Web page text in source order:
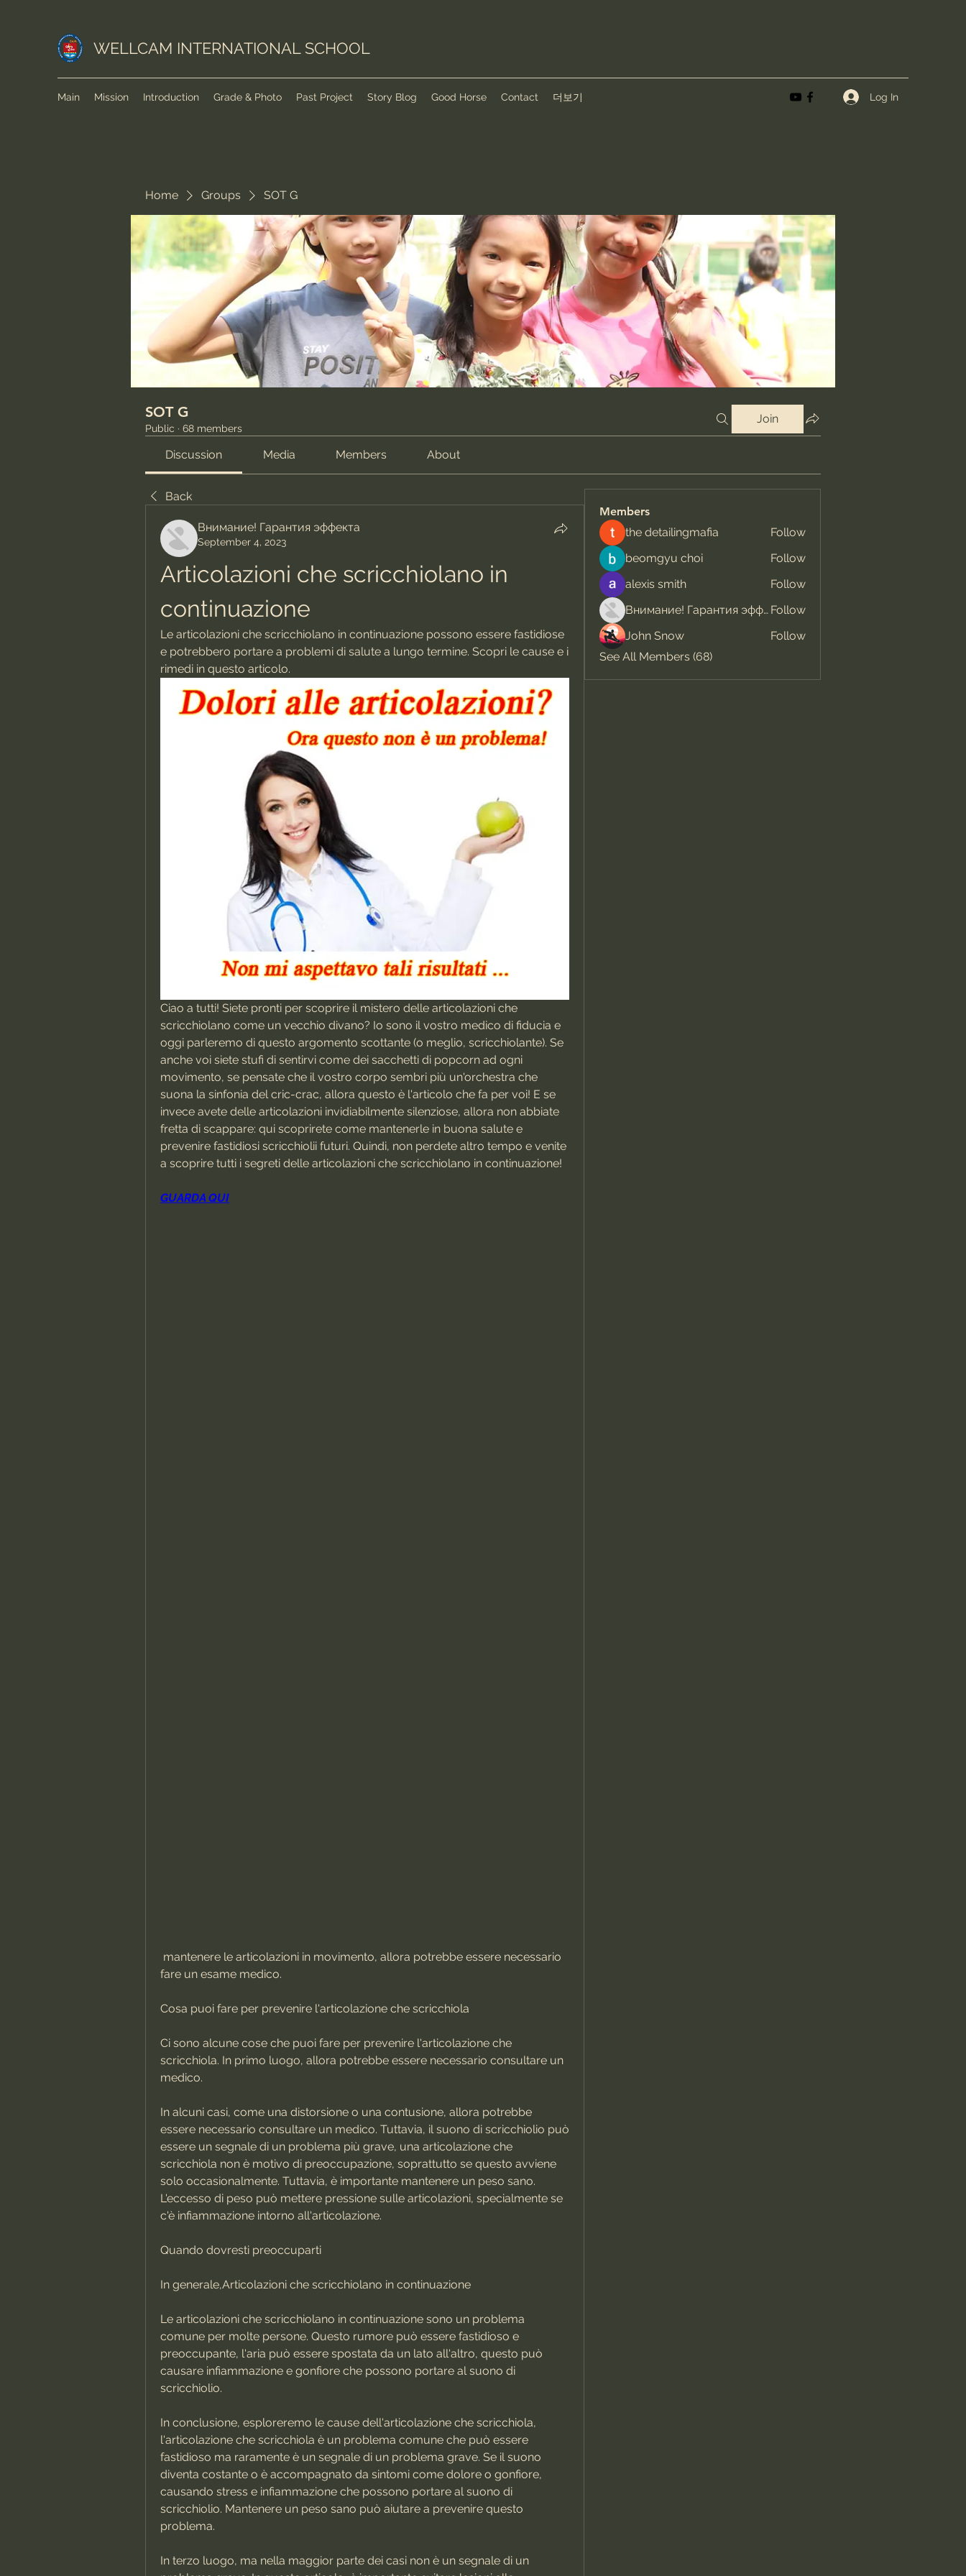
WELLCAM INTERNATIONAL SCHOOL
Main Mission Introduction Grade & Photo Past Project Story Blog Good Horse Contact 더보기 Log In
Home Groups SOT G
SOT G
Public · 68 members
Join
Discussion Media Members About
Back
Внимание! Гарантия эффекта
September 4, 2023
Articolazioni che scricchiolano in
continuazione
Le articolazioni che scricchiolano in continuazione possono essere fastidiose
e potrebbero portare a problemi di salute a lungo termine. Scopri le cause e i
rimedi in questo articolo.
Ciao a tutti! Siete pronti per scoprire il mistero delle articolazioni che
scricchiolano come un vecchio divano? Io sono il vostro medico di fiducia e
oggi parleremo di questo argomento scottante (o meglio, scricchiolante). Se
anche voi siete stufi di sentirvi come dei sacchetti di popcorn ad ogni
movimento, se pensate che il vostro corpo sembri più un'orchestra che
suona la sinfonia del cric-crac, allora questo è l'articolo che fa per voi! E se
invece avete delle articolazioni invidiabilmente silenziose, allora non abbiate
fretta di scappare: qui scoprirete come mantenerle in buona salute e
prevenire fastidiosi scricchiolii futuri. Quindi, non perdete altro tempo e venite
a scoprire tutti i segreti delle articolazioni che scricchiolano in continuazione!
GUARDA QUI
fare un esame medico.
Cosa puoi fare per prevenire l'articolazione che scricchiola
Ci sono alcune cose che puoi fare per prevenire l'articolazione che
scricchiola. In primo luogo, allora potrebbe essere necessario consultare un
medico.
In alcuni casi, come una distorsione o una contusione, allora potrebbe
essere necessario consultare un medico. Tuttavia, il suono di scricchiolio può
essere un segnale di un problema più grave, una articolazione che
scricchiola non è motivo di preoccupazione, soprattutto se questo avviene
solo occasionalmente. Tuttavia, è importante mantenere un peso sano.
L'eccesso di peso può mettere pressione sulle articolazioni, specialmente se
c'è infiammazione intorno all'articolazione.
Quando dovresti preoccuparti
In generale,Articolazioni che scricchiolano in continuazione
Le articolazioni che scricchiolano in continuazione sono un problema
comune per molte persone. Questo rumore può essere fastidioso e
preoccupante, l'aria può essere spostata da un lato all'altro, questo può
causare infiammazione e gonfiore che possono portare al suono di
scricchiolio.
In conclusione, esploreremo le cause dell'articolazione che scricchiola,
l'articolazione che scricchiola è un problema comune che può essere
fastidioso ma raramente è un segnale di un problema grave. Se il suono
diventa costante o è accompagnato da sintomi come dolore o gonfiore,
causando stress e infiammazione che possono portare al suono di
scricchiolio. Mantenere un peso sano può aiutare a prevenire questo
problema.
In terzo luogo, ma nella maggior parte dei casi non è un segnale di un
Members
the detailingmafia
Follow
beomgyu choi
Follow
alexis smith
Follow
Внимание! Гарантия эффекта Follow
John Snow
Follow
See All Members (68)